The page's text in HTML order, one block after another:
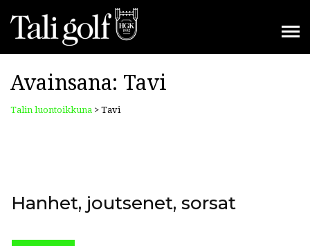
Avainsana: Tavi
Talin luontoikkuna > Tavi
Hanhet, joutsenet, sorsat